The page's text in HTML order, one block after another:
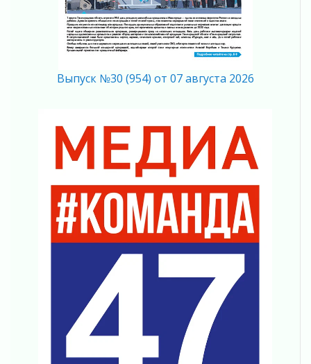
04 августа 2026
Без риска для здоровья и кошелька
04 августа 2026
04 августа 2026
Награды нашли строителей
03 августа 2026
Ленобласть повышает производительность
труда в ЖКХ
03 августа 2026
Поддержка волонтерских объединений
03 августа 2026
Ладожский мост полностью закроют на два
Музеи Ленобласти обновляют пространства
03 августа 2026
Новая площадка: 2027
03 августа 2026
Часть медиков в Ленобласти сможет
Выпуск №30 (954) от 07 августа 2026